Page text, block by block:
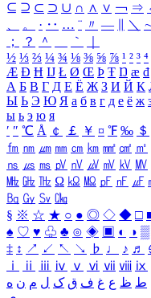
⊆ ⊇ ⊂ ⊃ ∪ ∩ ∧ ∨ ￢ ⇒
、
。 · ‥ … ¨ 〃 ― ＼
；
？ ＾ ｀
½ ⅓ ⅔ ¼ ¾ ⅛ ⅜ ⅝ ⅞ ¹ ² ³ ⁴
Æ Ð Ħ Ĳ Ł Ø Œ Þ Ŧ Ŋ æ đ
А Б В Г Д Е Ё Ж З И Й К
Ы Ь Э Ю Я а б в г д е ё ж
ы ь э ю я
′ ″ ℃ Å ￠ ￡ ￥ ¤ ℉ ‰ ＄
㎙ ㎚ ㎛ ㎜ ㎝ ㎞ ㎟ ㎠ ㎡
㎱ ㎲ ㎳ ㎴ ㎵ ㎶ ㎷ ㎸ ㎹
㎒ ㎓ ㎔ Ω ㏀ ㏁ ㎊ ㎋ ㎌
㏃ ㏉ ㏜ ㏆
§ ※ ☆ ★ ○ ● ◎ ◇ ◆ □
♠ ♡ ♥ ♧ ♣ ⊙ ◈ ▣ ◐ ◑ ▒
‡ ↕ ↗ ↙ ↖ ↘ ♭ ♩ ♪ ♬
ⅰ
ⅱ ⅲ ⅳ ⅴ ⅵ ⅶ ⅷ ⅸ
ط ظ ع غ ف ق ک ل م ن ه